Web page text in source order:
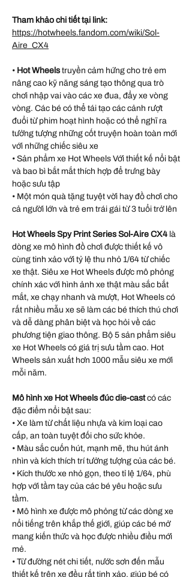
Tham khảo chi tiết tại link:
https://hotwheels.fandom.com/wiki/Sol-
Aire_CX4
• Hot Wheelstruyền cảm hứng cho trẻ em
nâng cao kỹ năng sáng tạo thông qua trò
chơi nhập vai vào các xe đua, đẩy xe vòng
vòng. Các bé có thể tái tạo các cảnh rượt
đuổi từ phim hoạt hình hoặc có thể nghĩ ra
tưởng tượng những cốt truyện hoàn toàn mới
với những chiếc siêu xe
• Sản phẩm xe Hot Wheels Với thiết kế nổi bật
và bao bì bắt mắt thích hợp để trưng bày
hoặc sưu tập
• Một món quà tặng tuyệt vời hay đồ chơi cho
cả người lớn và trẻ em trái gái từ 3 tuổi trở lên
Hot Wheels Spy Print Series Sol-Aire CX4 là
dòng xe mô hình đồ chơi được thiết kế vô
cùng tinh xảo với tỷ lệ thu nhỏ 1/64 từ chiếc
xe thật. Siêu xe Hot Wheels được mô phỏng
chính xác với hình ảnh xe thật màu sắc bắt
mắt, xe chạy nhanh và mượt, Hot Wheels có
rất nhiều mẫu xe sẽ làm các bé thích thú chơi
và dễ dàng phân biệt và học hỏi về các
phương tiện giao thông. Bộ 5 sản phẩm siêu
xe Hot Wheels có giá trị sưu tầm cao. Hot
Wheels sản xuất hơn 1000 mẫu siêu xe mới
mỗi năm.
Mô hình xe Hot Wheels đúc die-castcó các
đặc điểm nổi bật sau:
• Xe làm từ chất liệu nhựa và kim loại cao
cấp, an toàn tuyệt đối cho sức khỏe.
• Màu sắc cuốn hút, mạnh mẽ, thu hút ánh
nhìn và kích thích trí tưởng tượng của các bé.
• Kích thước xe nhỏ gọn, theo tỉ lệ 1/64, phù
hợp với tầm tay của các bé yêu hoặc sưu
tầm.
• Mô hình xe được mô phỏng từ các dòng xe
nổi tiếng trên khắp thế giới, giúp các bé mở
mang kiến thức và học được nhiều điều mới
mẻ.
• Từ đường nét chi tiết, nước sơn đến mẫu
thiết kế trên xe đều rất tinh xảo, giúp bé có